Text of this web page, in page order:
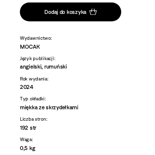
Dodaj do koszyka
Wydawnictwo:
MOCAK
Język publikacji:
angielski, rumuński
Rok wydania:
2024
Typ okładki:
miękka ze skrzydełkami
Liczba stron:
192 str
Waga:
0,5 kg